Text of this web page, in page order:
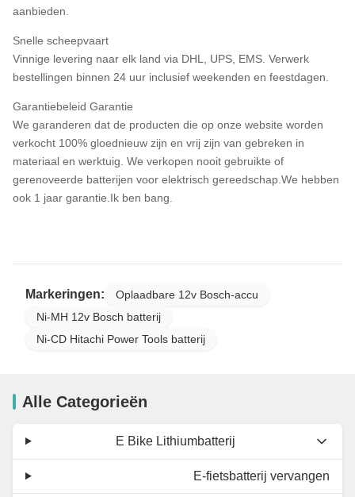
aanbieden.
Snelle scheepvaart
Vinnige levering naar elk land via DHL, UPS, EMS. Verwerk
bestellingen binnen 24 uur inclusief weekenden en feestdagen.
Garantiebeleid Garantie
We garanderen dat de producten die op onze website worden
verkocht 100% gloednieuw zijn en vrij zijn van gebreken in
materiaal en werktuig. We verkopen nooit gebruikte of
gerenoveerde batterijen voor elektrisch gereedschap.We hebben
ook 1 jaar garantie.Ik ben bang.
Markeringen:
Oplaadbare 12v Bosch-accu
Ni-MH 12v Bosch batterij
Ni-CD Hitachi Power Tools batterij
Alle Categorieën
E Bike Lithiumbatterij
E-fietsbatterij vervangen